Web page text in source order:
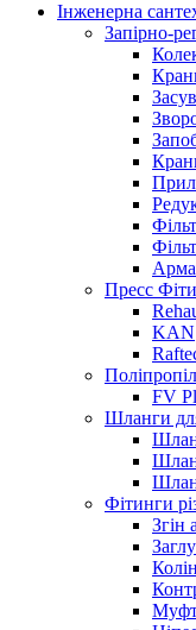
Інженерна
Запірно-
Пресс
KAN
FV
Шланги
Фітинги
Згін